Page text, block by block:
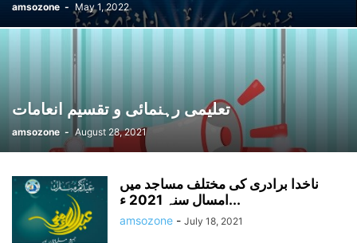
amsozone - May 1, 2022
تعلیمی رہنمائی و تقسیم انعامات
amsozone - August 28, 2021
ناخدا برادری کی مختلف مساجد میں
امسال سنہ 2021 ء...
amsozone - July 18, 2021